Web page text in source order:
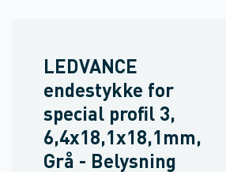
LEDVANCE
endestykke for
special profil 3,
6,4x18,1x18,1mm,
Grå - Belysning